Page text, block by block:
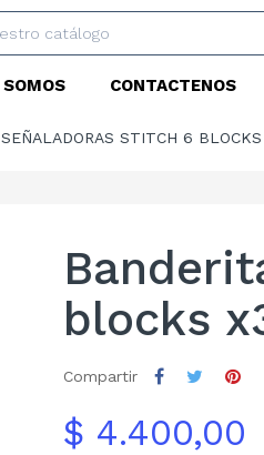
SOMOS CONTACTENOS
STITCH 6
blocks
Compartir
$ 4.400,00